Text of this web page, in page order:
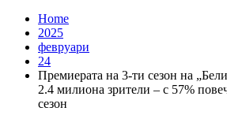
Home
2025
февруари
24
Премиерата на 3-ти сезон на
2.4 милиона зрители – с 57%
сезон